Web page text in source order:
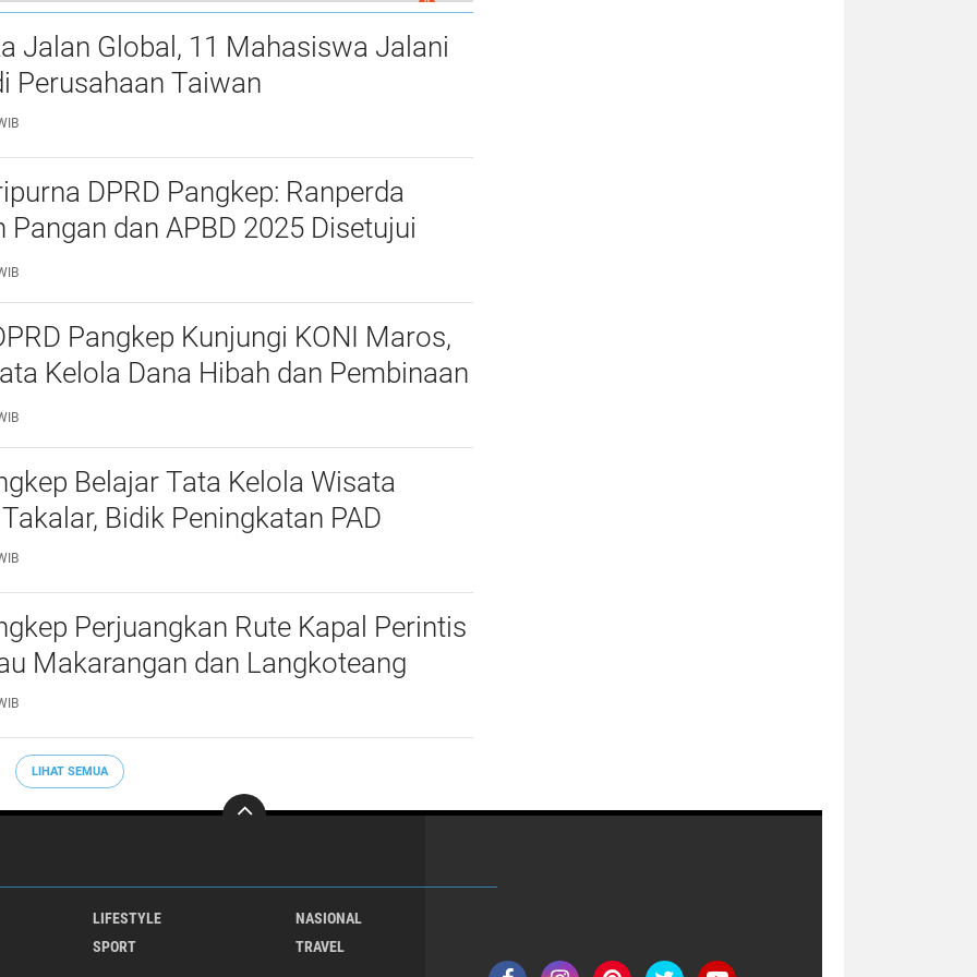
Sejahtera APBD 2023, Ini Kata Wabup Lutfi
0
Jalan Global, 11 Mahasiswa Jalani
Perusahaan Taiwan
DPRD Pangkep: Ranperda
Pangan dan APBD 2025 Disetujui
Catatan
Pangkep Kunjungi KONI Maros,
Kelola Dana Hibah dan Pembinaan
Belajar Tata Kelola Wisata
Bidik Peningkatan PAD
Perjuangkan Rute Kapal Perintis
Makarangan dan Langkoteang
LIHAT SEMUA
LIFESTYLE
NASIONAL
SPORT TRAVEL